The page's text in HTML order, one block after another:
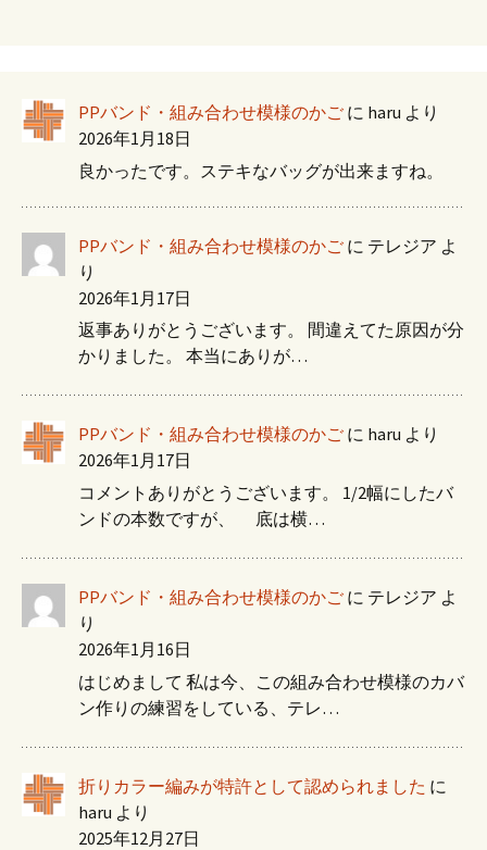
PPバンド・組み合わせ模様のかご に haru より
2026年1月18日
良かったです。ステキなバッグが出来ますね。
PPバンド・組み合わせ模様のかご に テレジア よ
り
2026年1月17日
返事ありがとうございます。 間違えてた原因が分
かりました。 本当にありが…
PPバンド・組み合わせ模様のかご に haru より
2026年1月17日
コメントありがとうございます。 1/2幅にしたバ
ンドの本数ですが、 底は横…
PPバンド・組み合わせ模様のかご に テレジア よ
り
2026年1月16日
はじめまして 私は今、この組み合わせ模様のカバ
ン作りの練習をしている、テレ…
折りカラー編みが特許として認められました に
haru より
2025年12月27日